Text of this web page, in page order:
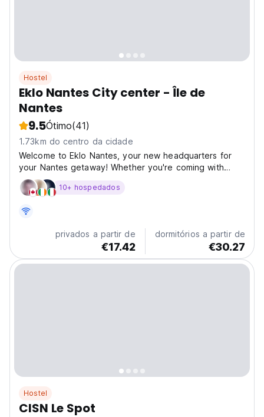
Hostel
Eklo Nantes City center - Île de
Nantes
9.5Ótimo(41)
1.73km do centro da cidade
Welcome to Eklo Nantes, your new headquarters for
your Nantes getaway! Whether you're coming with
family, friends, as a couple, or solo, we have 86 very
comfortable and stylish rooms just for you. Located
friendly...
10+ hospedados
privados a partir de
€17.42
dormitórios a partir de
€30.27
Hostel
CISN Le Spot